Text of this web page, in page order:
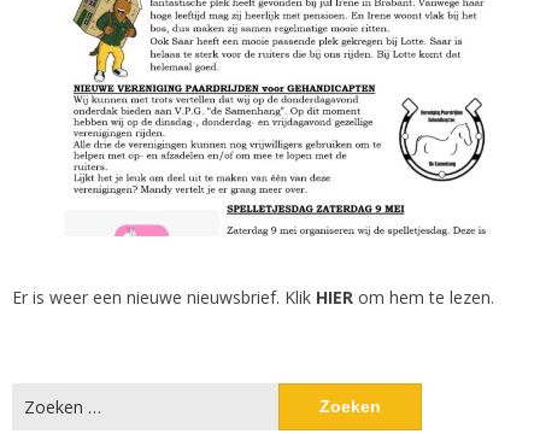
Er is weer een nieuwe nieuwsbrief. Klik HIER om hem te lezen.
Zoeken
naar: